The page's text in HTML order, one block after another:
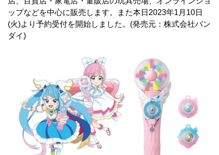
ップなどを中心に販売します。また本日2023年1月10日
(火)より予約受付を開始しました。(発売元：株式会社バン
ダイ)